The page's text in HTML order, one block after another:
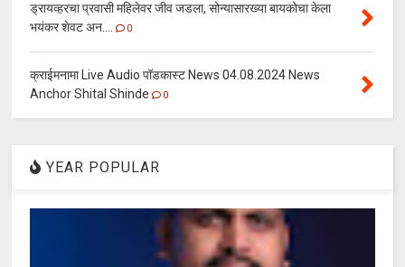
ड्रायव्हरचा प्रवासी महिलेवर जीव जडला, सोन्यासारख्या बायकोचा केला
भयंकर शेवट अन....
0
क्राईमनामा Live Audio पॉडकास्ट News 04.08.2024 News
Anchor Shital Shinde
0
YEAR POPULAR